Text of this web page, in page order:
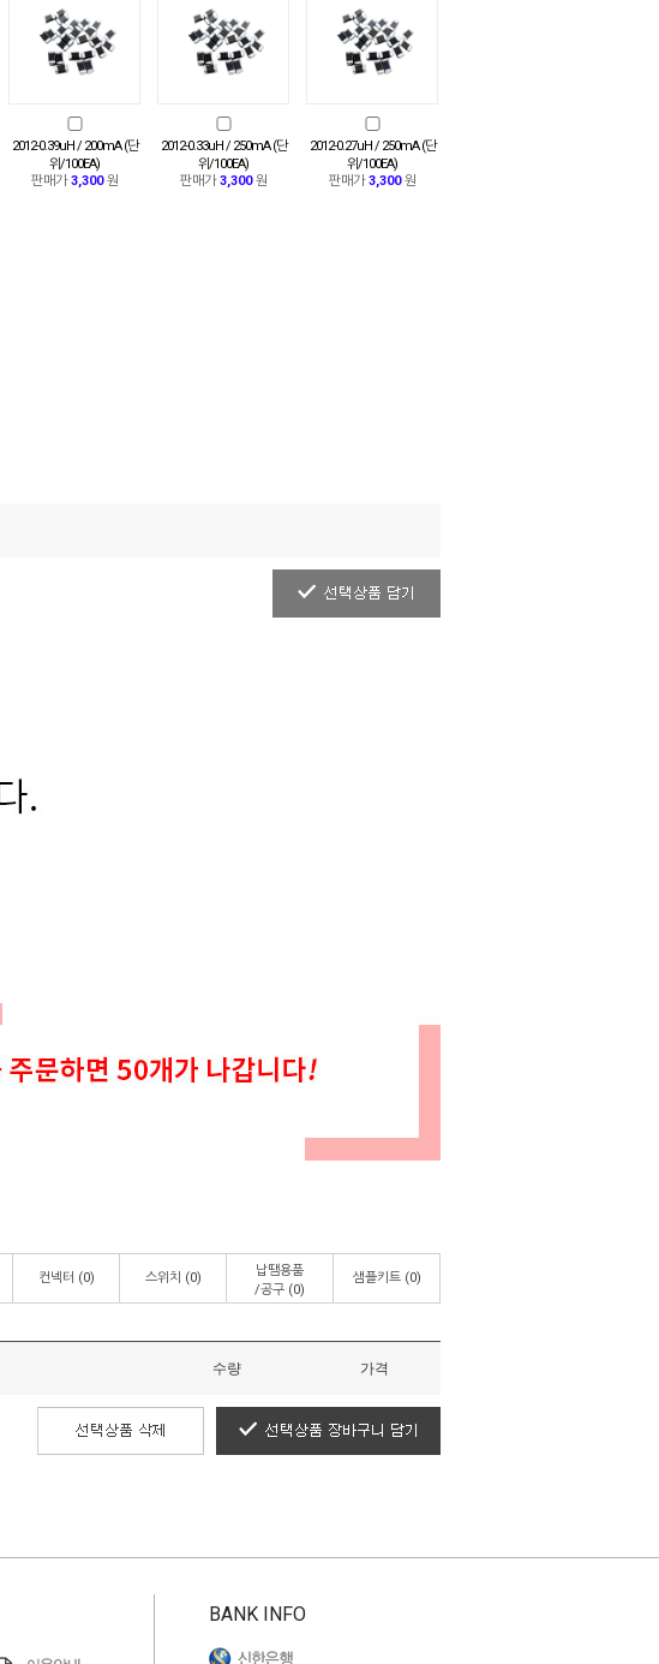
2012-0.39uH / 200mA (단
위/100EA)
판매가3,300원
2012-0.33uH / 250mA (단
위/100EA)
판매가3,300원
2012-0.27uH / 250mA (단
위/100EA)
판매가3,300원
컨넥터 (0) 스위치 (0)
납땜용품
/공구 (0)
샘플키트(0)
수량 가격
BANK INFO